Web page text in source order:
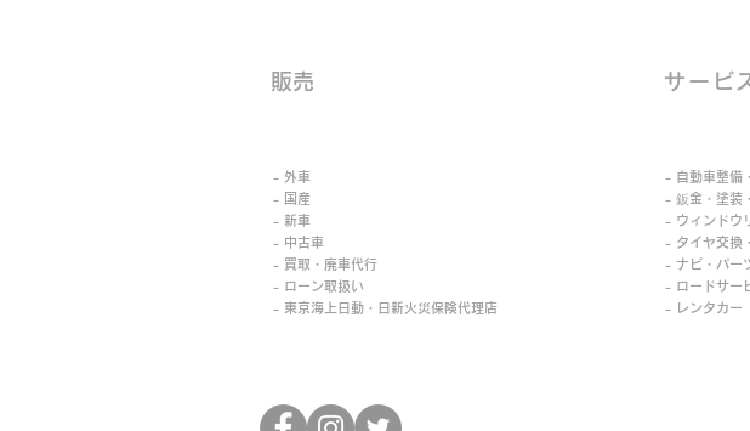
​販売
- 外車
- 国産
- 新車
- 中古車
- 買取・廃車代行
- ローン取扱い
- 東京海上日動・日新火災保険代理店
サービ
- 自動車整備
- 鈑金・塗装
- ウィンドウ
- タイヤ交換
- ナビ・パー
- ロードサー
- レンタカー